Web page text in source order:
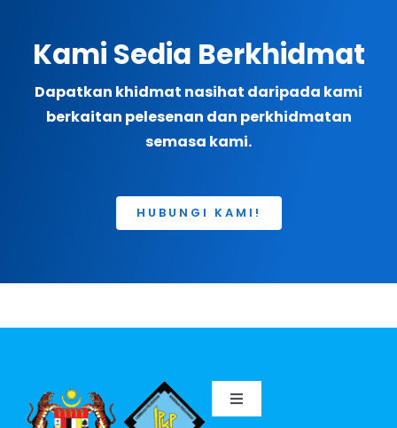
Kami Sedia Berkhidmat
Dapatkan khidmat nasihat daripada kami
berkaitan pelesenan dan perkhidmatan
semasa kami.
HUBUNGI KAMI!
Toggle